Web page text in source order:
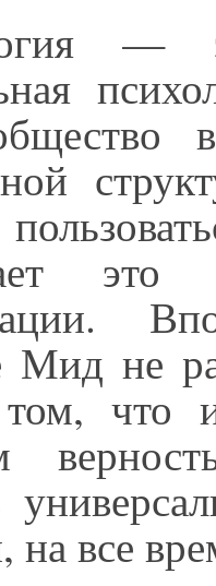
—
это
Мид не
что
на все